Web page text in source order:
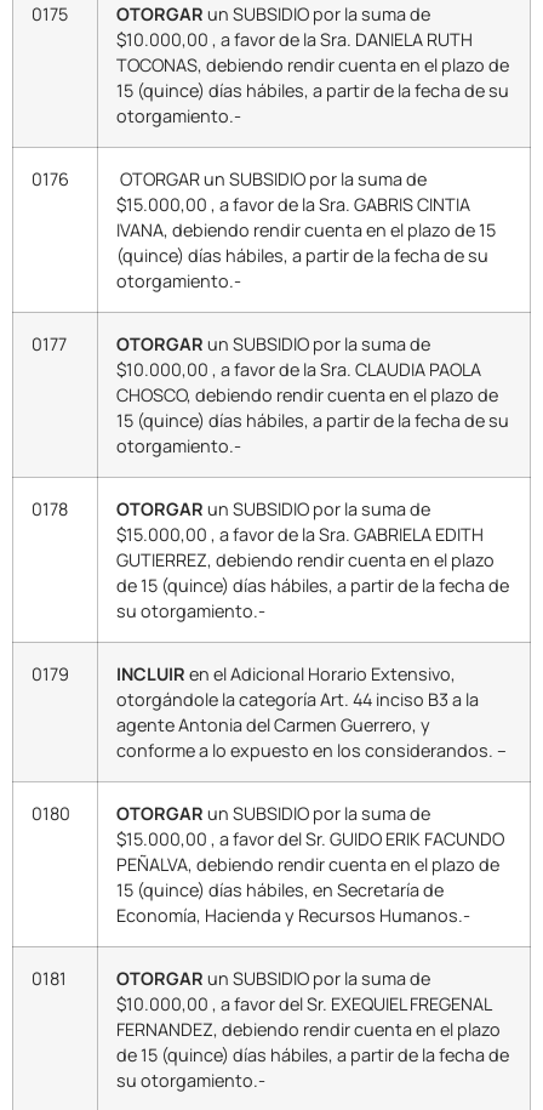
0175 OTORGAR un SUBSIDIO por la suma de
$10.000,00 , a favor de la Sra. DANIELA RUTH
TOCONAS, debiendo rendir cuenta en el plazo de
15 (quince) días hábiles, a partir de la fecha de su
otorgamiento.-
0176
OTORGAR un SUBSIDIO por la suma de
$15.000,00 , a favor de la Sra. GABRIS CINTIA
IVANA, debiendo rendir cuenta en el plazo de 15
(quince) días hábiles, a partir de la fecha de su
otorgamiento.-
0177 OTORGAR un SUBSIDIO por la suma de
$10.000,00 , a favor de la Sra. CLAUDIA PAOLA
CHOSCO, debiendo rendir cuenta en el plazo de
15 (quince) días hábiles, a partir de la fecha de su
otorgamiento.-
0178 OTORGAR un SUBSIDIO por la suma de
$15.000,00 , a favor de la Sra. GABRIELA EDITH
GUTIERREZ, debiendo rendir cuenta en el plazo
de 15 (quince) días hábiles, a partir de la fecha de
su otorgamiento.-
0179 INCLUIR en el Adicional Horario Extensivo,
otorgándole la categoría Art. 44 inciso B3 a la
agente Antonia del Carmen Guerrero, y
conforme a lo expuesto en los considerandos. –
0180 OTORGAR un SUBSIDIO por la suma de
$15.000,00 , a favor del Sr. GUIDO ERIK FACUNDO
PEÑALVA, debiendo rendir cuenta en el plazo de
15 (quince) días hábiles, en Secretaría de
Economía, Hacienda y Recursos Humanos.-
0181 OTORGAR un SUBSIDIO por la suma de
$10.000,00 , a favor del Sr. EXEQUIEL FREGENAL
FERNANDEZ, debiendo rendir cuenta en el plazo
de 15 (quince) días hábiles, a partir de la fecha de
su otorgamiento.-